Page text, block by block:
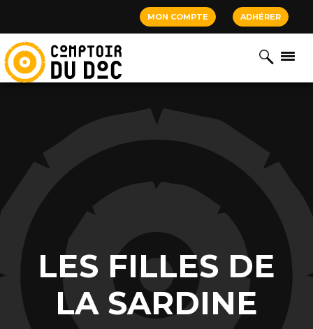
MON COMPTE ADHÉRER
LES FILLES DE
LA SARDINE
Cookies management panel